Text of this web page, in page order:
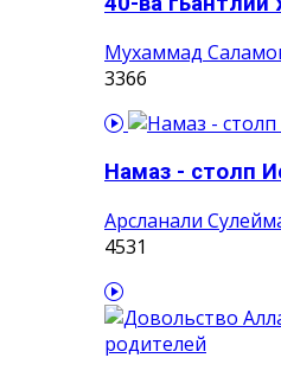
Мухаммад
3366
Намаз - столп
Арсланали
4531